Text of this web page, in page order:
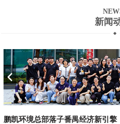
新闻
鹏凯环境总部落子番禺经济新引